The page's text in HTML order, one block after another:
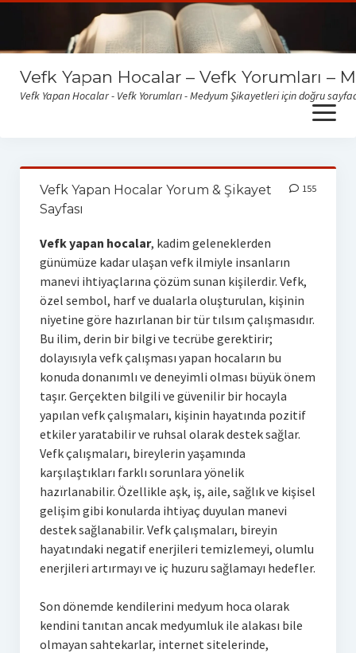
Vefk Yapan Hocalar – Vefk Yorumları –
Vefk Yapan Hocalar - Vefk Yorumları - Medyum Şikayetleri için doğru
open
menu
buraya tıklayabilirsiniz
Vefk Yapan Hocalar Yorum & Şikayet
Sayfası
155
Vefk yapan hocalar, kadim geleneklerden
günümüze kadar ulaşan vefk ilmiyle insanların
manevi ihtiyaçlarına çözüm sunan kişilerdir. Vefk,
özel sembol, harf ve dualarla oluşturulan, kişinin
niyetine göre hazırlanan bir tür tılsım çalışmasıdır.
Bu ilim, derin bir bilgi ve tecrübe gerektirir;
dolayısıyla vefk çalışması yapan hocaların bu
konuda donanımlı ve deneyimli olması büyük önem
taşır. Gerçekten bilgili ve güvenilir bir hocayla
yapılan vefk çalışmaları, kişinin hayatında pozitif
etkiler yaratabilir ve ruhsal olarak destek sağlar.
Vefk çalışmaları, bireylerin yaşamında
karşılaştıkları farklı sorunlara yönelik
hazırlanabilir. Özellikle aşk, iş, aile, sağlık ve kişisel
gelişim gibi konularda ihtiyaç duyulan manevi
destek sağlanabilir. Vefk çalışmaları, bireyin
hayatındaki negatif enerjileri temizlemeyi, olumlu
enerjileri artırmayı ve iç huzuru sağlamayı hedefler.
Son dönemde kendilerini medyum hoca olarak
kendini tanıtan ancak medyumluk ile alakası bile
olmayan sahtekarlar, internet sitelerinde,